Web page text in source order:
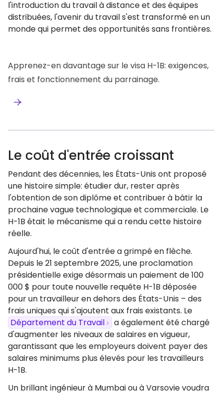
l'introduction du travail à distance et des équipes
distribuées, l'avenir du travail s'est transformé en un
monde qui permet des opportunités sans frontières.
Apprenez-en davantage sur le visa H-1B: exigences,
frais et fonctionnement du parrainage.
Le coût d'entrée croissant
Pendant des décennies, les États-Unis ont proposé
une histoire simple: étudier dur, rester après
l'obtention de son diplôme et contribuer à bâtir la
prochaine vague technologique et commerciale. Le
H-1B était le mécanisme qui a rendu cette histoire
réelle.
Aujourd'hui, le coût d'entrée a grimpé en flèche.
Depuis le 21 septembre 2025, une proclamation
présidentielle exige désormais un paiement de 100
000 $ pour toute nouvelle requête H-1B déposée
pour un travailleur en dehors des États-Unis – des
frais uniques qui s'ajoutent aux frais existants. Le
Département du Travail
a également été chargé
d'augmenter les niveaux de salaires en vigueur,
garantissant que les employeurs doivent payer des
salaires minimums plus élevés pour les travailleurs
H-1B.
Un brillant ingénieur à Mumbai ou à Varsovie voudra